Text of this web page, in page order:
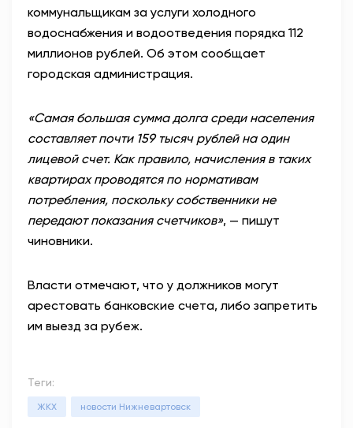
коммунальщикам за услуги холодного
водоснабжения и водоотведения порядка 112
миллионов рублей. Об этом сообщает
городская администрация.
«Самая большая сумма долга среди населения
составляет почти 159 тысяч рублей на один
лицевой счет. Как правило, начисления в таких
квартирах проводятся по нормативам
потребления, поскольку собственники не
передают показания счетчиков», — пишут
чиновники.
Власти отмечают, что у должников могут
арестовать банковские счета, либо запретить
им выезд за рубеж.
Теги:
ЖКХ новости Нижневартовск